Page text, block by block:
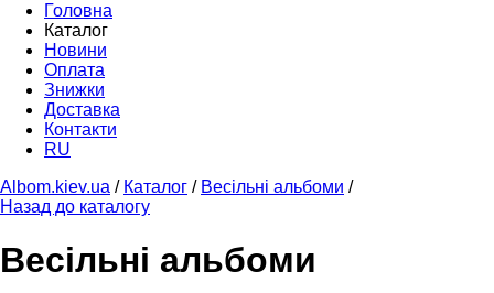
Головна
Каталог
Новини
Оплата
Знижки
Доставка
Контакти
RU
Albom.kiev.ua / Каталог / Весільні альбоми /
Назад до каталогу
Весільні альбоми